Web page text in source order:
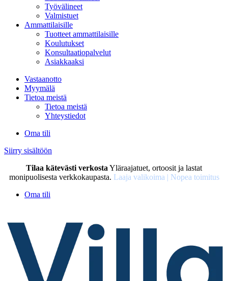
Työvälineet
Valmistuet
Ammattilaisille
Tuotteet ammattilaisille
Koulutukset
Konsultaatiopalvelut
Asiakkaaksi
Vastaanotto
Myymälä
Tietoa meistä
Tietoa meistä
Yhteystiedot
Oma tili
Siirry sisältöön
Tilaa kätevästi verkosta Yläraajatuet, ortoosit ja lastat
monipuolisesta verkkokaupasta. Laaja valikoima | Nopea toimitus
Oma tili